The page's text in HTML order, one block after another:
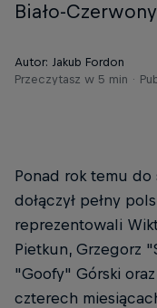
Biało-
Autor: Jakub Fordon
Przeczytasz w 5 min
Ponad rok temu do
dołączył pełny
reprezentowali
Pietkun, Grzegorz
"Goofy" Górski
czterech